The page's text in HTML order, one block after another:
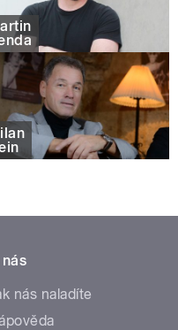
nás
nás naladíte